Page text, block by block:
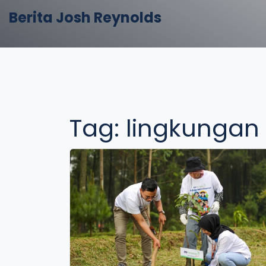
Berita Josh Reynolds
Tag: